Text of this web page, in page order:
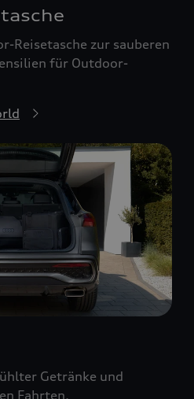
Reisetasche zur sauberen
für Outdoor-
Getränke und
Fahrten.